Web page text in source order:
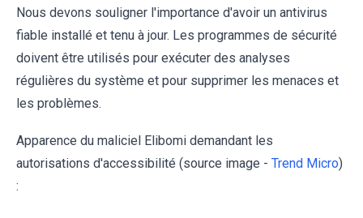
Nous devons souligner l'importance d'avoir un antivirus
fiable installé et tenu à jour. Les programmes de sécurité
doivent être utilisés pour exécuter des analyses
régulières du système et pour supprimer les menaces et
les problèmes.
Apparence du maliciel Elibomi demandant les
autorisations d'accessibilité (source image - Trend Micro)
: